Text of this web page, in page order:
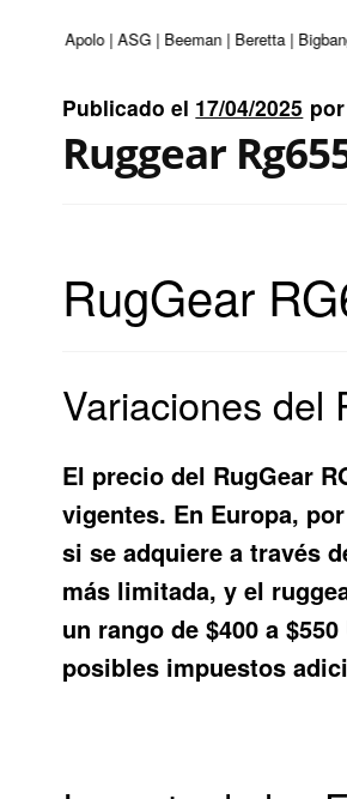
| Apolo | ASG | Beeman | Beretta | Bigbang
Publicado el 17/04/2025 por
Ruggear
RugGear
Variaciones del
El precio del RugGear
vigentes. En Europa,
si se adquiere a través
más limitada, y el
un rango de $400 a
posibles impuestos